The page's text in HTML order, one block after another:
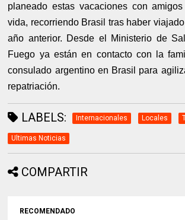
planeado estas vacaciones con
vida, recorriendo Brasil tras haber
año anterior. Desde el Ministerio de
Fuego ya están en contacto con la
consulado argentino en Brasil para
repatriación.
LABELS: Internacionales Locales
Ultimas Noticias
COMPARTIR
RECOMENDADO